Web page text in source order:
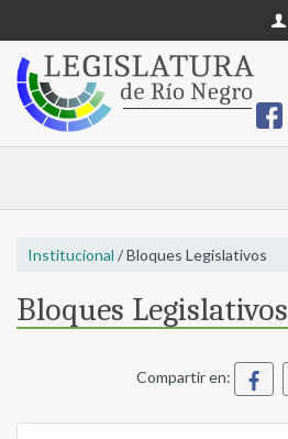
Institucional / Bloques Legislativos
Bloques Legislativos
Compartir en: